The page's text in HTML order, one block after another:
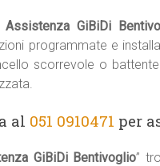
Assistenza GiBiDi
programmate e
scorrevole o
al 051 0910471 per
GiBiDi Bentivoglio”